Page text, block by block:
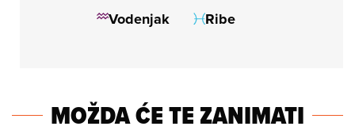
MOŽDA ĆE TE ZANIMATI